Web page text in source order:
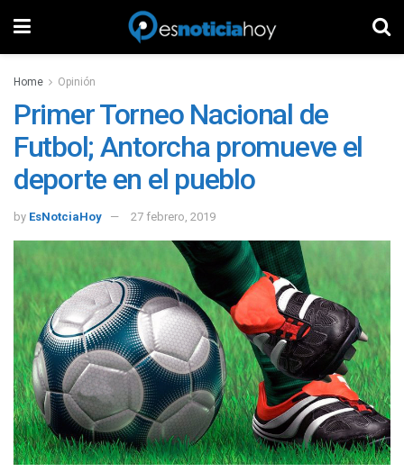
Home Opinión
Primer Torneo Nacional de
Futbol; Antorcha promueve el
deporte en el pueblo
by EsNotciaHoy 27 febrero, 2019